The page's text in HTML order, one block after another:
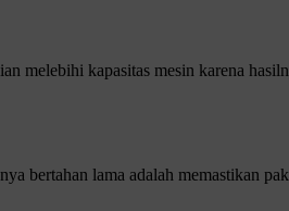
melebihi kapasitas mesin karena
bertahan lama adalah memastikan